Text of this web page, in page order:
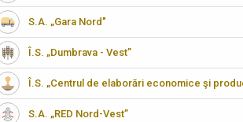
S.A. „Gara Nord"
Î.S. „Dumbrava - Vest”
Î.S. „Centrul de elaborări economice şi
S.A. „RED Nord-Vest”